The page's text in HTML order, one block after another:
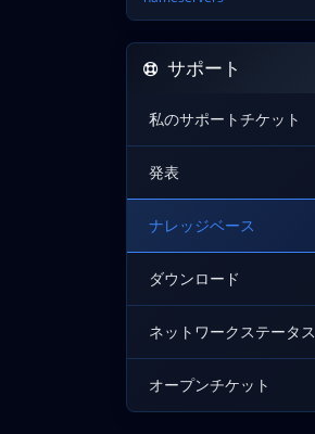
サポート
私のサポートチケット
発表
ナレッジベース
ダウンロード
ネットワークステータス
オープンチケット